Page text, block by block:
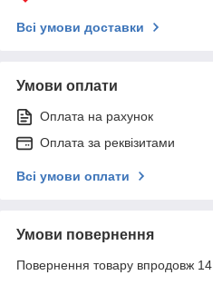
Всі умови доставки
Умови оплати
Оплата на рахунок
Оплата за реквізитами
Всі умови оплати
Умови повернення
Повернення товару впродовж 14